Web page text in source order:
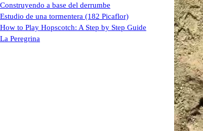
Construyendo a base del derrumbe
Estudio de una tormentera (182 Picaflor)
How to Play Hopscotch: A Step by Step Guide
La Peregrina